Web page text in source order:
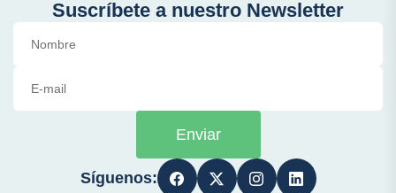
Suscríbete a nuestro Newsletter
Enviar
Síguenos: